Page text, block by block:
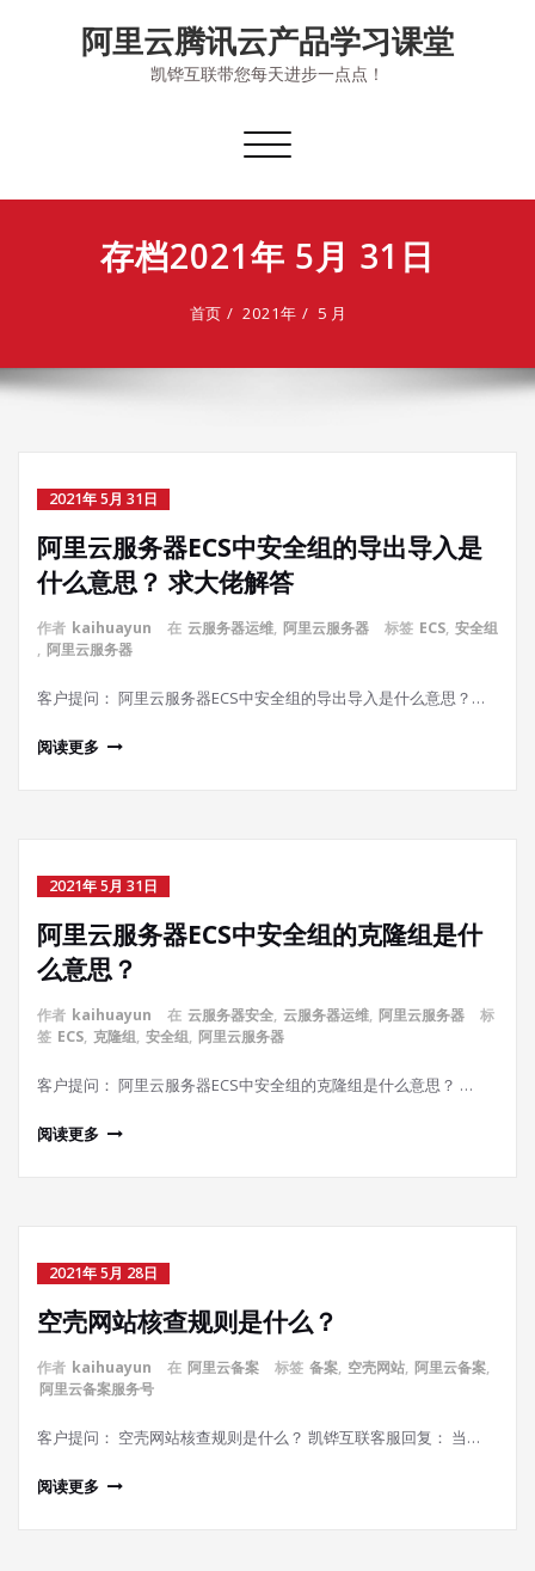
阿里云腾讯云产品学习课堂
凯铧互联带您每天进步一点点！
切
导
存档2021年 5月 31日
首页 2021年 5 月
2021年 5月 31日
阿里云服务器ECS中安全组的导出导入是
什么意思？ 求大佬解答
作者 kaihuayun 在 云服务器运维, 阿里云服务器 标签 ECS, 安全组
, 阿里云服务器
客户提问： 阿里云服务器ECS中安全组的导出导入是什么意思？…
阅读更多
2021年 5月 31日
阿里云服务器ECS中安全组的克隆组是什
么意思？
作者 kaihuayun 在 云服务器安全, 云服务器运维, 阿里云服务器
标
签 ECS, 克隆组, 安全组, 阿里云服务器
客户提问： 阿里云服务器ECS中安全组的克隆组是什么意思？ …
阅读更多
2021年 5月 28日
空壳网站核查规则是什么？
作者 kaihuayun 在 阿里云备案 标签 备案, 空壳网站, 阿里云备案,
阿里云备案服务号
客户提问： 空壳网站核查规则是什么？ 凯铧互联客服回复： 当…
阅读更多